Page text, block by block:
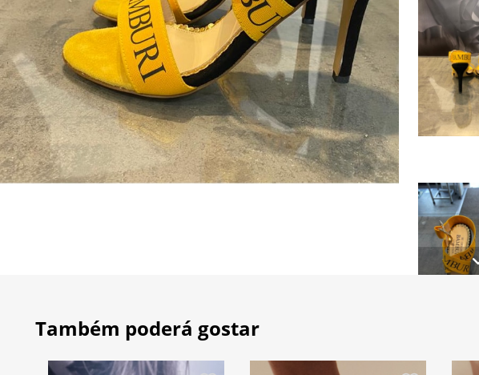
Também poderá gostar